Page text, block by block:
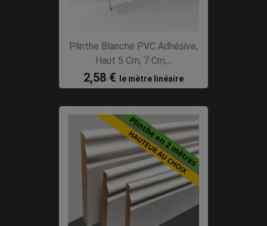
Plinthe Blanche PVC Adhésive,
Haut 5 Cm, 7 Cm,...
2,58 € le mètre linéaire